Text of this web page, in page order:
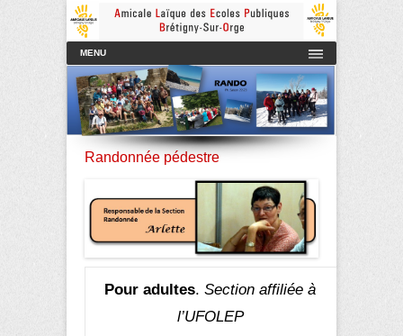
AmicaleLaiqueBretigny
Amicale Laïque des Ecoles Publiques de Brétigny-sur-Orge
Menu principal
Aller au contenu
MENU
Randonnée pédestre
Pour adultes. Section affiliée à
l’UFOLEP